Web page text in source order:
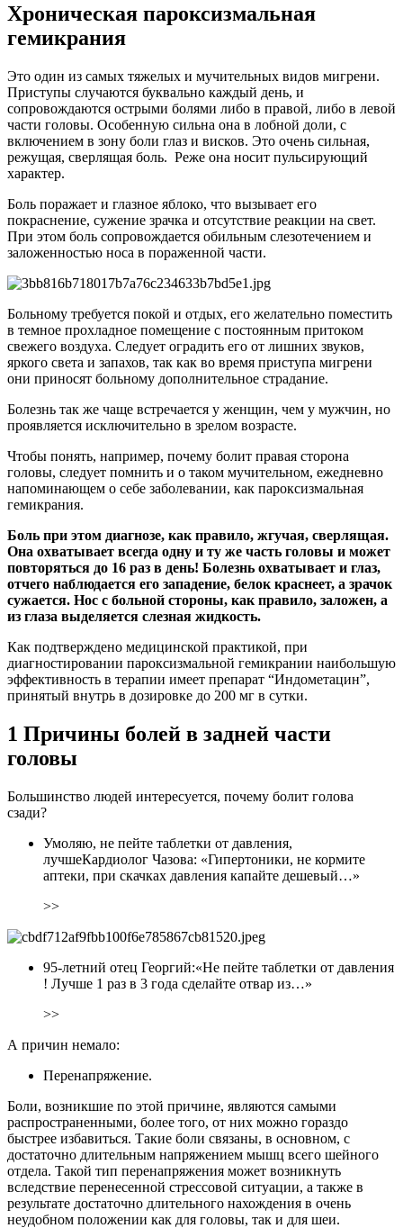
Хроническая пароксизмальная
гемикрания
Это один из самых тяжелых и мучительных видов мигрени.
Приступы случаются буквально каждый день, и
сопровождаются острыми болями либо в правой, либо в левой
части головы. Особенную сильна она в лобной доли, с
включением в зону боли глаз и висков. Это очень сильная,
режущая, сверлящая боль. Реже она носит пульсирующий
характер.
Боль поражает и глазное яблоко, что вызывает его
покраснение, сужение зрачка и отсутствие реакции на свет.
При этом боль сопровождается обильным слезотечением и
заложенностью носа в пораженной части.
Больному требуется покой и отдых, его желательно поместить
в темное прохладное помещение с постоянным притоком
свежего воздуха. Следует оградить его от лишних звуков,
яркого света и запахов, так как во время приступа мигрени
они приносят больному дополнительное страдание.
Болезнь так же чаще встречается у женщин, чем у мужчин, но
проявляется исключительно в зрелом возрасте.
Чтобы понять, например, почему болит правая сторона
головы, следует помнить и о таком мучительном, ежедневно
напоминающем о себе заболевании, как пароксизмальная
гемикрания.
Боль при этом диагнозе, как правило, жгучая, сверлящая.
Она охватывает всегда одну и ту же часть головы и может
повторяться до 16 раз в день! Болезнь охватывает и глаз,
отчего наблюдается его западение, белок краснеет, а зрачок
сужается. Нос с больной стороны, как правило, заложен, а
из глаза выделяется слезная жидкость.
Как подтверждено медицинской практикой, при
диагностировании пароксизмальной гемикрании наибольшую
эффективность в терапии имеет препарат “Индометацин”,
принятый внутрь в дозировке до 200 мг в сутки.
1 Причины болей в задней части
головы
Большинство людей интересуется, почему болит голова
сзади?
Умоляю, не пейте таблетки от давления,
лучшеКардиолог Чазова: «Гипертоники, не кормите
аптеки, при скачках давления капайте дешевый…»
>>
95-летний отец Георгий:«Не пейте таблетки от давления
! Лучше 1 раз в 3 года сделайте отвар из…»
>>
А причин немало:
Перенапряжение.
Боли, возникшие по этой причине, являются самыми
распространенными, более того, от них можно гораздо
быстрее избавиться. Такие боли связаны, в основном, с
достаточно длительным напряжением мышц всего шейного
отдела. Такой тип перенапряжения может возникнуть
вследствие перенесенной стрессовой ситуации, а также в
результате достаточно длительного нахождения в очень
неудобном положении как для головы, так и для шеи.